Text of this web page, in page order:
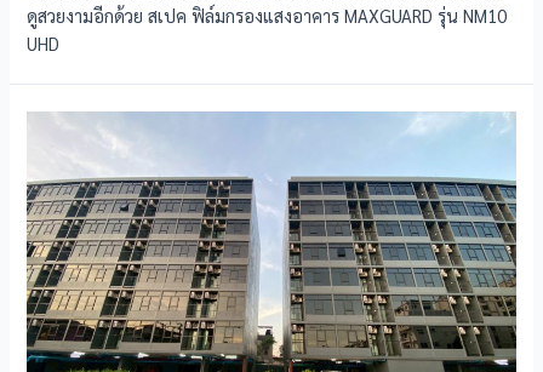
ดูสวยงามอีกด้วย สเปค ฟิล์มกรองแสงอาคาร MAXGUARD รุ่น NM10
UHD